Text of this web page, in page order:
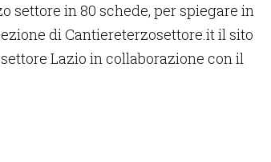
settore in 80 schede, per spiegare in
di Cantiereterzosettore.it il sito
Lazio in collaborazione con il